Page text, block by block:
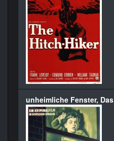
unheimliche Fenster, Das